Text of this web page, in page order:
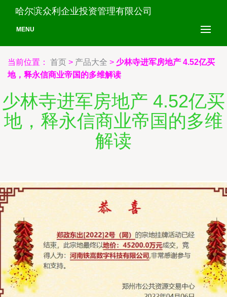
哈尔滨众利企业投资管理有限公司
MENU
当前位置： 首页 > 产品大全 > 少林寺进军房地产 4.52亿买
地，释永信商业帝国的多维解读
少林寺进军房地产 4.52亿买
地，释永信商业帝国的多维
解读